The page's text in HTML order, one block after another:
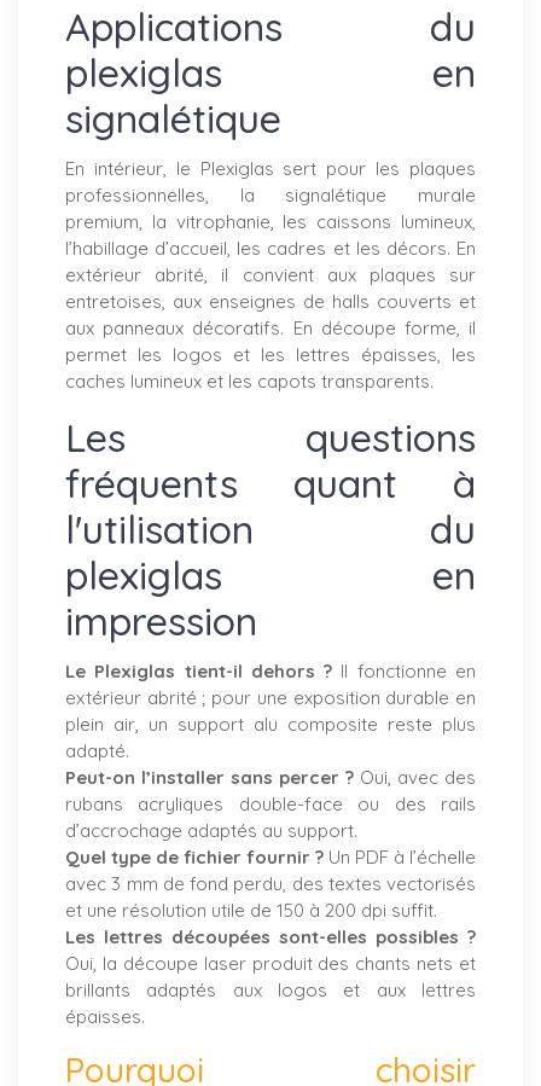
Applications du
plexiglas en
signalétique
En intérieur, le Plexiglas sert pour les plaques
professionnelles, la signalétique murale
premium, la vitrophanie, les caissons lumineux,
l’habillage d’accueil, les cadres et les décors. En
extérieur abrité, il convient aux plaques sur
entretoises, aux enseignes de halls couverts et
aux panneaux décoratifs. En découpe forme, il
permet les logos et les lettres épaisses, les
caches lumineux et les capots transparents.
Les questions
fréquents quant à
l'utilisation du
plexiglas en
impression
Le Plexiglas tient-il dehors ? Il fonctionne en
extérieur abrité ; pour une exposition durable en
plein air, un support alu composite reste plus
adapté.
Peut-on l’installer sans percer ? Oui, avec des
rubans acryliques double-face ou des rails
d’accrochage adaptés au support.
Quel type de fichier fournir ? Un PDF à l’échelle
avec 3 mm de fond perdu, des textes vectorisés
et une résolution utile de 150 à 200 dpi suffit.
Les lettres découpées sont-elles possibles ?
Oui, la découpe laser produit des chants nets et
brillants adaptés aux logos et aux lettres
épaisses.
Pourquoi choisir